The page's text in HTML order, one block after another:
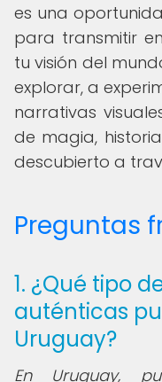
es una
para transmitir
tu visión del
explorar, a
narrativas
de magia,
descubierto a
Preguntas
1. ¿Qué tipo
auténticas
Uruguay?
En Uruguay,